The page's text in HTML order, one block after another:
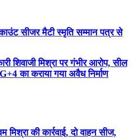
सीजर मैटी स्मृति सम्मान पत्र से
शिवाजी मिश्रा पर गंभीर आरोप, सील
का कराया गया अवैध निर्माण
मिश्रा की कार्रवाई, दो वाहन सीज,